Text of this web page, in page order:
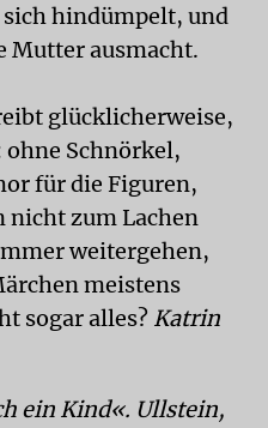
hindümpelt, und
Mutter ausmacht.
glücklicherweise,
Schnörkel,
für die Figuren,
nicht zum Lachen
weitergehen,
meistens
sogar alles? Katrin
ein Kind«. Ullstein,